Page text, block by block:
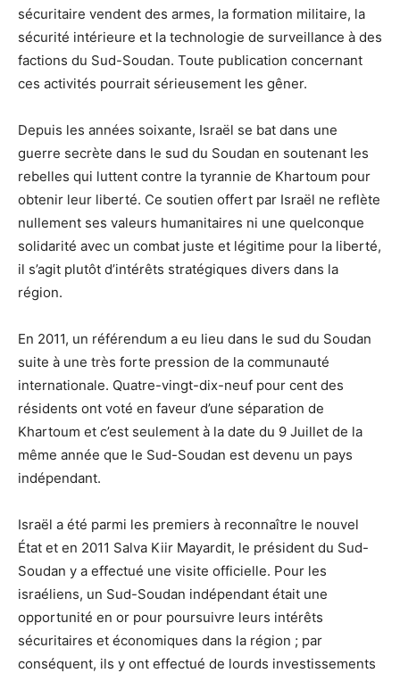
sécuritaire vendent des armes, la formation militaire, la
sécurité intérieure et la technologie de surveillance à des
factions du Sud-Soudan. Toute publication concernant
ces activités pourrait sérieusement les gêner.
Depuis les années soixante, Israël se bat dans une
guerre secrète dans le sud du Soudan en soutenant les
rebelles qui luttent contre la tyrannie de Khartoum pour
obtenir leur liberté. Ce soutien offert par Israël ne reflète
nullement ses valeurs humanitaires ni une quelconque
solidarité avec un combat juste et légitime pour la liberté,
il s’agit plutôt d’intérêts stratégiques divers dans la
région.
En 2011, un référendum a eu lieu dans le sud du Soudan
suite à une très forte pression de la communauté
internationale. Quatre-vingt-dix-neuf pour cent des
résidents ont voté en faveur d’une séparation de
Khartoum et c’est seulement à la date du 9 Juillet de la
même année que le Sud-Soudan est devenu un pays
indépendant.
Israël a été parmi les premiers à reconnaître le nouvel
État et en 2011 Salva Kiir Mayardit, le président du Sud-
Soudan y a effectué une visite officielle. Pour les
israéliens, un Sud-Soudan indépendant était une
opportunité en or pour poursuivre leurs intérêts
sécuritaires et économiques dans la région ; par
conséquent, ils y ont effectué de lourds investissements